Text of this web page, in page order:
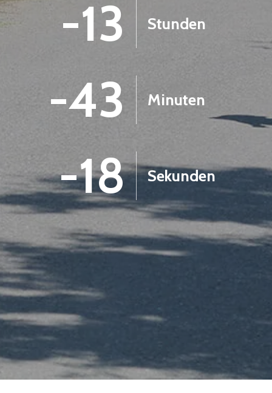
-13 Stunden
-43 Minuten
-19 Sekunden